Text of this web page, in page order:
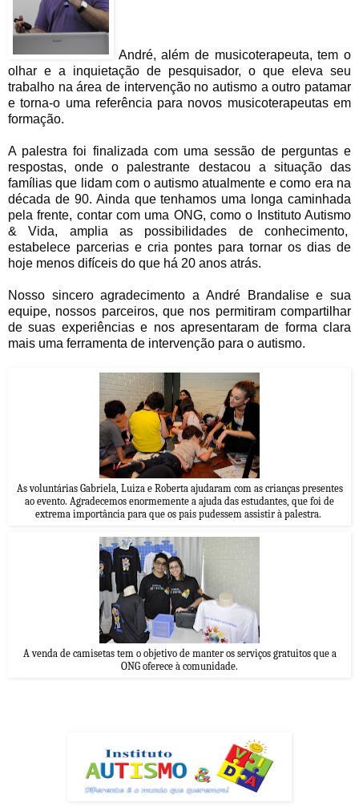
André, além de musicoterapeuta, tem o
olhar e a inquietação de pesquisador, o que eleva seu
trabalho na área de intervenção no autismo a outro patamar
e torna-o uma referência para novos musicoterapeutas em
formação.
A palestra foi finalizada com uma sessão de perguntas e
respostas, onde o palestrante destacou a situação das
famílias que lidam com o autismo atualmente e como era na
década de 90. Ainda que tenhamos uma longa caminhada
pela frente, contar com uma ONG, como o Instituto Autismo
& Vida, amplia as possibilidades de conhecimento,
estabelece parcerias e cria pontes para tornar os dias de
hoje menos difíceis do que há 20 anos atrás.
Nosso sincero agradecimento a André Brandalise e sua
equipe, nossos parceiros, que nos permitiram compartilhar
de suas experiências e nos apresentaram de forma clara
mais uma ferramenta de intervenção para o autismo.
As voluntárias Gabriela, Luiza e Roberta ajudaram com as crianças presentes
ao evento. Agradecemos enormemente a ajuda das estudantes, que foi de
extrema importância para que os pais pudessem assistir à palestra.
A venda de camisetas tem o objetivo de manter os serviços gratuitos que a
ONG oferece à comunidade.